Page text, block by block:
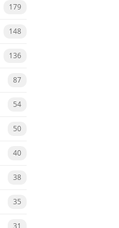
179
148
136
87
54
50
40
38
35
31